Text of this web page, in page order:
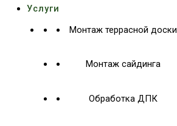
Услуги
Монтаж террасной доски
Монтаж сайдинга
Обработка ДПК